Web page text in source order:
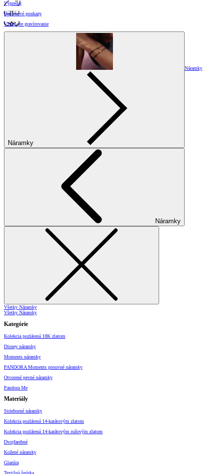
Výpredaj
Darčekové poukazy
Vzory pre gravírovanie
Náramky
Náramky
Náramky
Všetky Náramky
Všetky Náramky
Kategórie
Kolekcia pozlátená 18K zlatom
Disney náramky
Moments náramky
PANDORA Moments posuvné náramky
Otvorené pevné náramky
Pandora Me
Materiály
Strieborné náramky
Kolekcia pozlátená 14-karátovým zlatom
Kolekcia pozlátená 14-karátovým ružovým zlatom
Dvojfarebné
Kožené náramky
Glazúra
Textilná šnúrka